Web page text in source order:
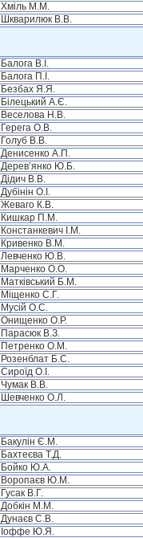
Хміль М.М.
Шкварилюк В.В.
Балога В.І.
Балога П.І.
Безбах Я.Я.
Білецький А.Є.
Веселова Н.В.
Герега О.В.
Голуб В.В.
Денисенко А.П.
Дерев’янко Ю.Б.
Дідич В.В.
Дубінін О.І.
Жеваго К.В.
Кишкар П.М.
Констанкевич І.М.
Кривенко В.М.
Левченко Ю.В.
Марченко О.О.
Матківський Б.М.
Міщенко С.Г.
Мусій О.С.
Онищенко О.Р.
Парасюк В.З.
Петренко О.М.
Розенблат Б.С.
Сироїд О.І.
Чумак В.В.
Шевченко О.Л.
Бакулін Є.М.
Бахтеєва Т.Д.
Бойко Ю.А.
Воропаєв Ю.М.
Гусак В.Г.
Добкін М.М.
Дунаєв С.В.
Іоффе Ю.Я.